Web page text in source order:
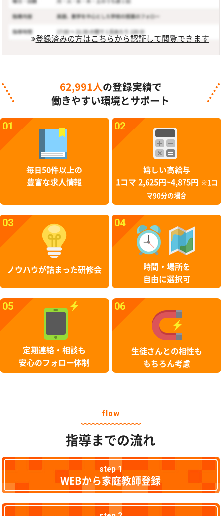
登録済みの方はこちらから認証して閲覧できます
62,991人 の登録実績で
働きやすい環境とサポート
01
毎日50件以上の
豊富な求人情報
02
嬉しい高給与
1コマ 2,625円~4,875円
※1コ
マ90分の場合
03
ノウハウが詰まった研修会
04
時間・場所を
自由に選択可
05
定期連絡・相談も
安心のフォロー体制
06
生徒さんとの相性も
もちろん考慮
flow
指導までの流れ
step 1
WEBから家庭教師登録